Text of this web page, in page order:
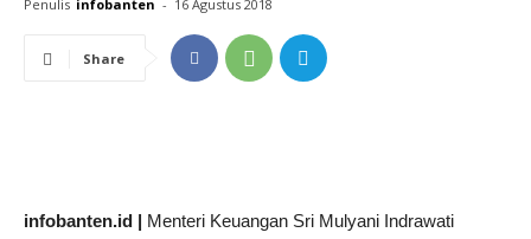
Penulis infobanten - 16 Agustus 2018
Share
infobanten.id | Menteri Keuangan Sri Mulyani Indrawati